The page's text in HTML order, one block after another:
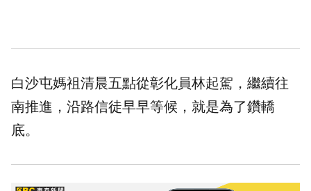
白沙屯媽祖清晨五點從彰化員林起駕，繼續往
南推進，沿路信徒早早等候，就是為了鑽轎
底。